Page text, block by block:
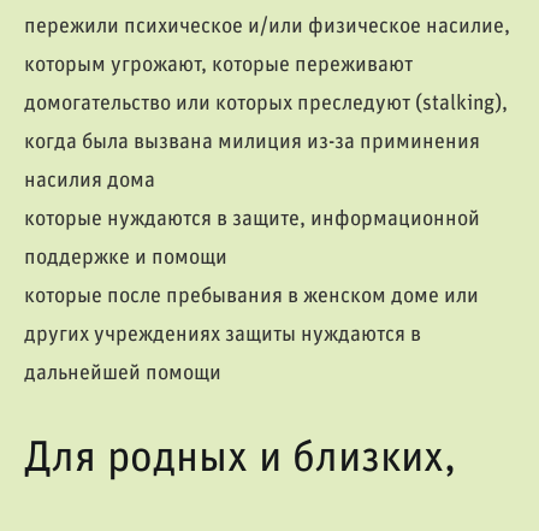
пережили психическое и/или физическое насилие,
которым угрожают, которые переживают
домогательство или которых преследуют (stalking),
когда была вызвана милиция из-за приминения
насилия дома
которые нуждаются в защите, информационной
поддержке и помощи
которые после пребывания в женском доме или
других учреждениях защиты нуждаются в
дальнейшей помощи
Для родных и близких,